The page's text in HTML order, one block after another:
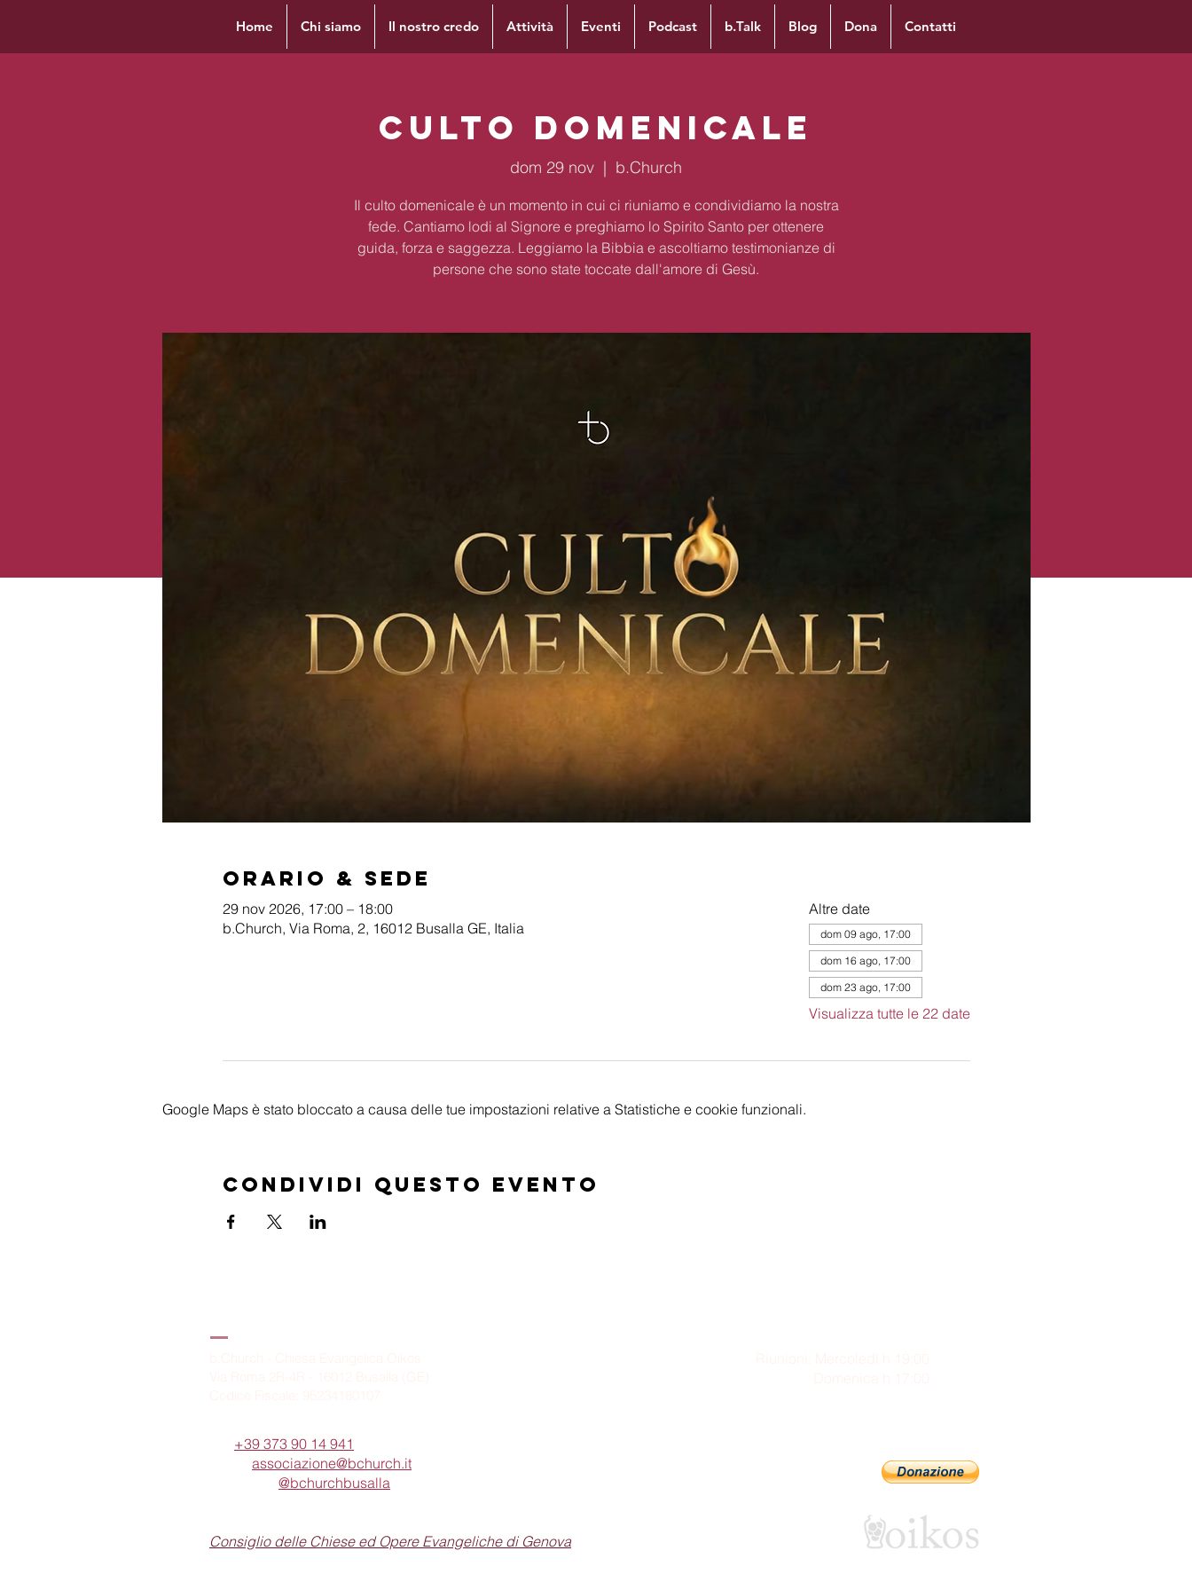
Home Chi siamo Il nostro credo Attività Eventi Podcast b.Talk Blog Dona Contatti
Culto domenicale
dom 29 nov
  |
b.Church
Il culto domenicale è un momento in cui ci riuniamo e condividiamo la nostra
fede. Cantiamo lodi al Signore e preghiamo lo Spirito Santo per ottenere
guida, forza e saggezza. Leggiamo la Bibbia e ascoltiamo testimonianze di
persone che sono state toccate dall'amore di Gesù.
Orario & Sede
29 nov 2026, 17:00 – 18:00
b.Church, Via Roma, 2, 16012 Busalla GE, Italia
Altre date
dom 09 ago, 17:00
dom 16 ago, 17:00
dom 23 ago, 17:00
Visualizza tutte le 22 date
Google Maps è stato bloccato a causa delle tue impostazioni relative a Statistiche e cookie funzionali.
Condividi questo evento
+39 373 90 14 941
associazione@bchurch.it
@bchurchbusalla
Consiglio delle Chiese ed Opere Evangeliche di Genova